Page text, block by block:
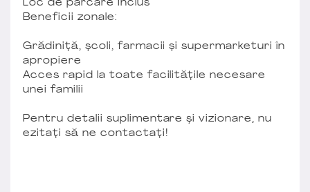
Loc de parcare inclus
Beneficii zonale:
Grădiniță, școli, farmacii și supermarketuri în
apropiere
Acces rapid la toate facilitățile necesare
unei familii
Pentru detalii suplimentare și vizionare, nu
ezitați să ne contactați!